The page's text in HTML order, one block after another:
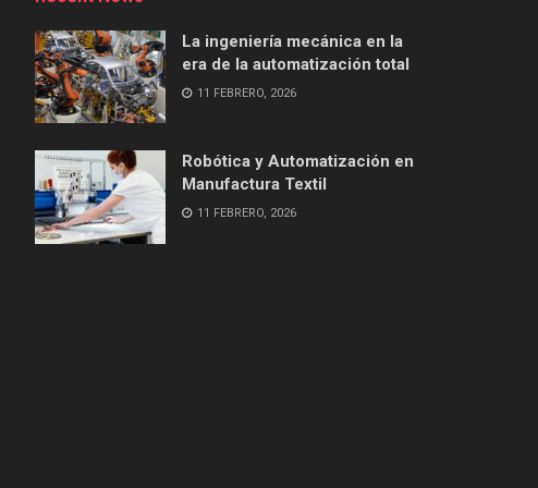
La ingeniería mecánica en la
era de la automatización total
11 FEBRERO, 2026
Robótica y Automatización en
Manufactura Textil
11 FEBRERO, 2026